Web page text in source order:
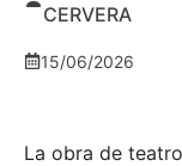
CERVERA
15/06/2026
La obra de